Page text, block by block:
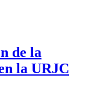
de la
la URJC